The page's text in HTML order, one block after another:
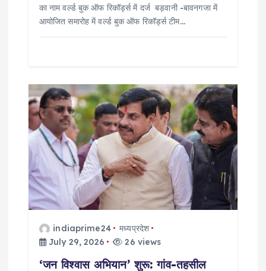
का नाम वर्ल्ड बुक ऑफ रिकॉर्ड्स में दर्ज बड़वानी -बावनगजा में
आयोजित समारोह में वर्ल्ड बुक ऑफ रिकॉर्ड्स टीम…
indiaprime24
मध्यप्रदेश
July 29, 2026
26 views
‘जन विश्वास अभियान’ शुरू: गांव-तहसील